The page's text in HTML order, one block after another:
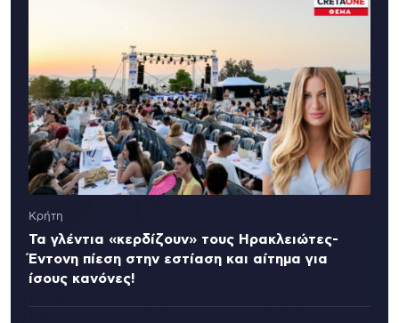
Κρήτη
Τα γλέντια «κερδίζουν» τους Ηρακλειώτες-
Έντονη πίεση στην εστίαση και αίτημα για
ίσους κανόνες!